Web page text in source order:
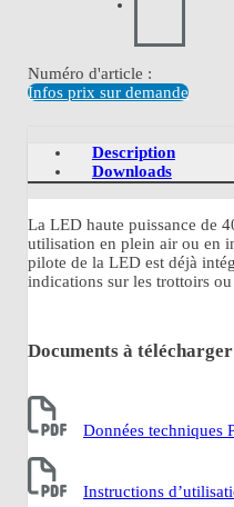
Numéro d'article :
Infos prix sur demande
Description
Downloads
La LED haute puissance de
utilisation en plein air ou en
pilote de la LED est déjà
indications sur les trottoirs
Documents à télécharger
Données techniques
Instructions